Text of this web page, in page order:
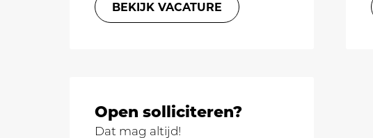
BEKIJK VACATURE
Open solliciteren?
Dat mag altijd!